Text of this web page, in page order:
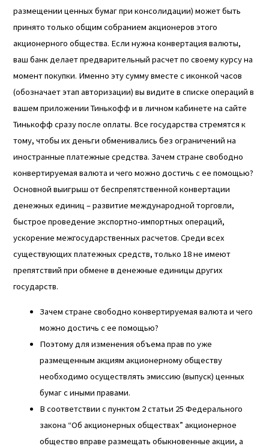
размещении ценных бумаг при консолидации) может быть
принято только общим собранием акционеров этого
акционерного общества. Если нужна конвертация валюты,
ваш банк делает предварительный расчет по своему курсу на
момент покупки. Именно эту сумму вместе с иконкой часов
(обозначает этап авторизации) вы видите в списке операций в
вашем приложении Тинькофф и в личном кабинете на сайте
Тинькофф сразу после оплаты. Все государства стремятся к
тому, чтобы их деньги обменивались без ограничений на
иностранные платежные средства. Зачем стране свободно
конвертируемая валюта и чего можно достичь с ее помощью?
Основной выигрыш от беспрепятственной конвертации
денежных единиц – развитие международной торговли,
быстрое проведение экспортно-импортных операций,
ускорение межгосударственных расчетов. Среди всех
существующих платежных средств, только 18 не имеют
препятствий при обмене в денежные единицы других
государств.
Зачем стране свободно конвертируемая валюта и чего
можно достичь с ее помощью?
Поэтому для изменения объема прав по уже
размещенным акциям акционерному обществу
необходимо осуществлять эмиссию (выпуск) ценных
бумаг с иными правами.
В соответствии с пунктом 2 статьи 25 Федерального
закона “Об акционерных обществах” акционерное
общество вправе размещать обыкновенные акции, а